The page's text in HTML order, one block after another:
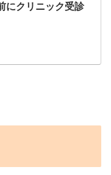
にクリニック受診